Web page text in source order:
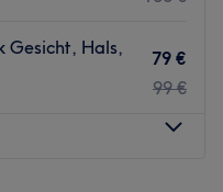
Gesicht, Hals,
79 €
99 €